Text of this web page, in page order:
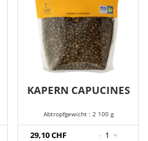
KAPERN CAPUCINES
Abtropfgewicht : 2 100 g
29,10 CHF - 1 +